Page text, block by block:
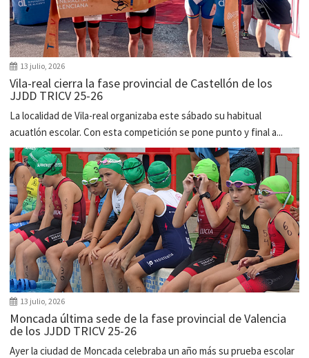
13 julio, 2026
Vila-real cierra la fase provincial de Castellón de los
JJDD TRICV 25-26
La localidad de Vila-real organizaba este sábado su habitual
acuatlón escolar. Con esta competición se pone punto y final a...
13 julio, 2026
Moncada última sede de la fase provincial de Valencia
de los JJDD TRICV 25-26
Ayer la ciudad de Moncada celebraba un año más su prueba escolar